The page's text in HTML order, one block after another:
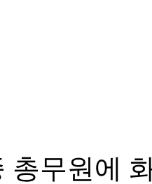
총무원에